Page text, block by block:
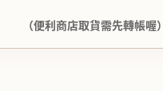
（便利商店取貨需先轉帳